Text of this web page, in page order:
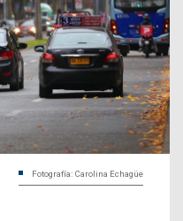
Fotografía: Carolina Echagüe